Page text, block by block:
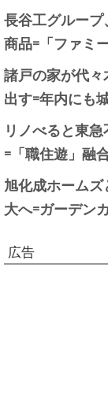
長谷工グルー
商品=「ファミ
諸戸の家が代
出す=年内にも
リノべると東
=「職住遊」融
旭化成ホーム
大へ=ガーデン
広告